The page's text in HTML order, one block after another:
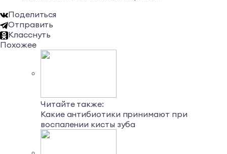
Поделиться
Отправить
Класснуть
Похожее
Читайте также:
Какие антибиотики принимают при
воспалении кисты зуба